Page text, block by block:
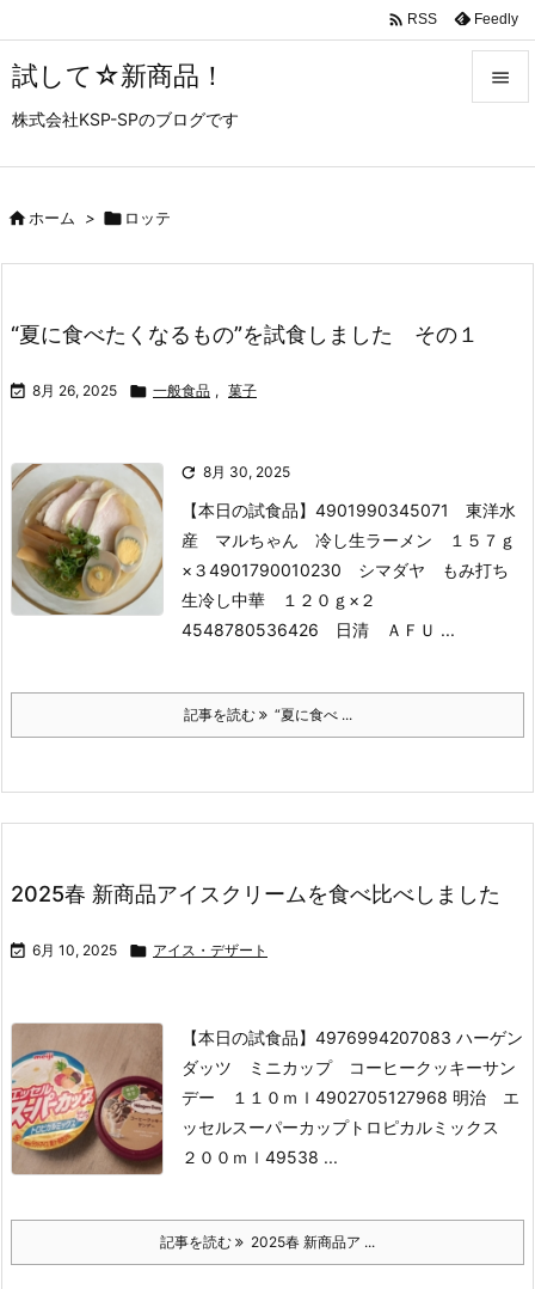
試して☆新商品！
株式会社KSP-SPのブログです

 RSS Feedly
ホーム >  ロッテ
“夏に食べたくなるもの”を試食しました その１
 8月 26, 2025  一般食品 , 菓子
 8月 30, 2025
【本日の試食品】 4901990345071 東洋水
産 マルちゃん 冷し生ラーメン １５７ｇ
×３4901790010230 シマダヤ もみ打ち
生冷し中華 １２０ｇ×２
4548780536426 日清 ＡＦＵ ...
記事を読む “夏に食べ ...
2025春 新商品アイスクリームを食べ比べしました
 6月 10, 2025  アイス・デザート
【本日の試食品】 4976994207083 ハーゲン
ダッツ ミニカップ コーヒークッキーサン
デー １１０ｍｌ 4902705127968 明治 エ
ッセルスーパーカップトロピカルミックス
２００ｍｌ 49538 ...
記事を読む 2025春 新商品ア ...